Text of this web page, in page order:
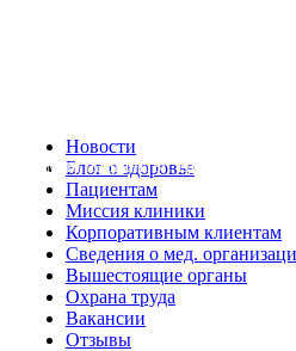
Новости
Блог о здоровье
Пациентам
Миссия клиники
Корпоративным клиентам
Сведения о мед.
Вышестоящие органы
Охрана труда
Вакансии
Отзывы
пациенты! Цены,